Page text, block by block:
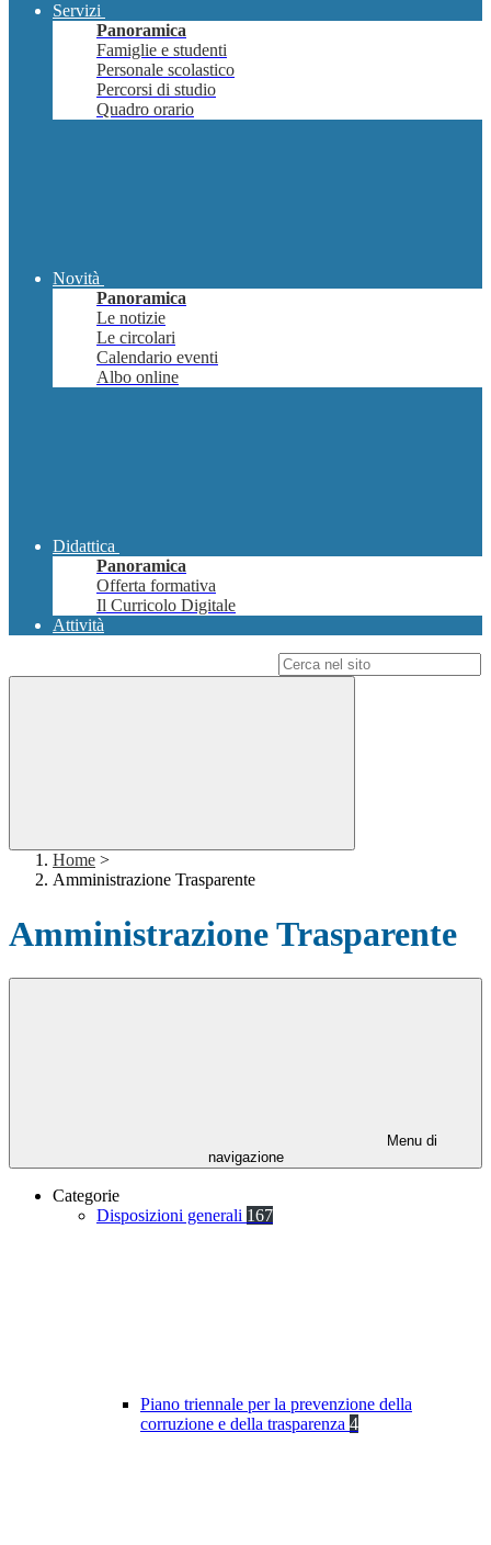
Servizi
Panoramica
Famiglie e studenti
Personale scolastico
Percorsi di studio
Quadro orario
Novità
Panoramica
Le notizie
Le circolari
Calendario eventi
Albo online
Didattica
Panoramica
Offerta formativa
Il Curricolo Digitale
Attività
Home >
Amministrazione Trasparente
Amministrazione Trasparente
Menu di
navigazione
Categorie
Disposizioni generali 167
Piano triennale per la prevenzione della
corruzione e della trasparenza 4